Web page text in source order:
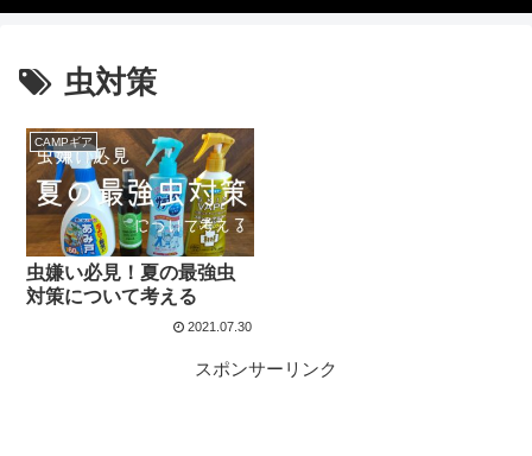
虫対策
CAMPギア
虫嫌い必見！夏の最強虫
対策について考える
2021.07.30
スポンサーリンク